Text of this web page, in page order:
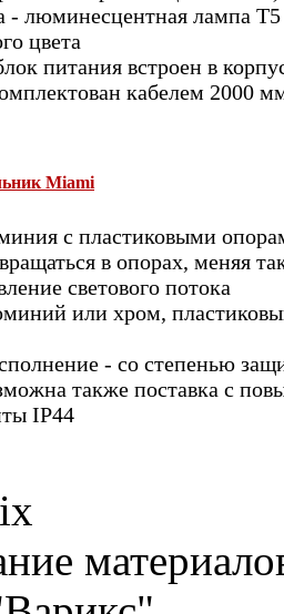
- люминесцентная лампа Т5
цвета
питания встроен в
кабелем 2000
Miami
с пластиковыми
в опорах, меняя
светового потока
или хром,
- со степенью
также поставка с
IP44